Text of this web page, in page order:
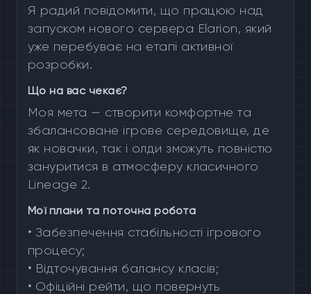
Я радий повідомити, що працюю над
запуском нового сервера Elarion, який
уже перебуває на етапі активної
розробки.
Що на вас чекає?
Моя мета — створити комфортне та
збалансоване ігрове середовище, де
як новачки, так і олди зможуть повністю
зануритися в атмосферу класичного
Lineage 2.
Мої плани та поточна робота
• Забезпечення стабільності ігрового
процесу;
• Відточування балансу класів;
• Офіційні рейти, що повернуть